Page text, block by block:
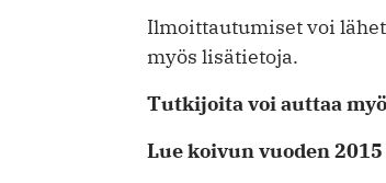
Ilmoittautumiset voi
myös lisätietoja.
Tutkijoita voi auttaa
Lue koivun vuoden